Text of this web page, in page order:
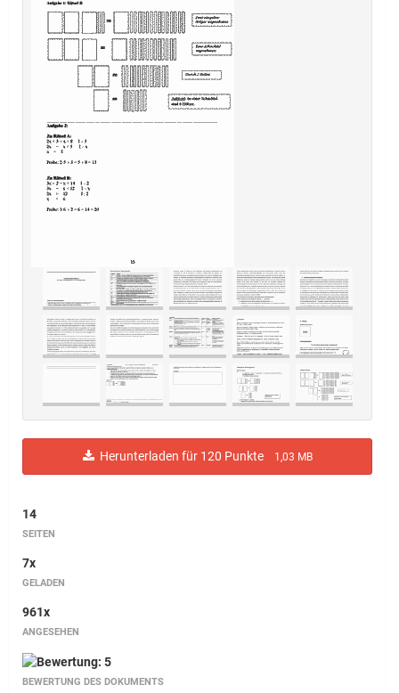
Herunterladen für 120 Punkte 1,03 MB
14
SEITEN
7x
GELADEN
961x
ANGESEHEN
BEWERTUNG DES DOKUMENTS